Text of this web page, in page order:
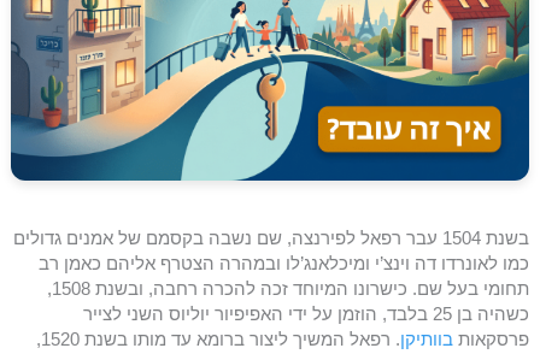
בשנת 1504 עבר רפאל לפירנצה, שם נשבה בקסמם של אמנים גדולים
כמו לאונרדו דה וינצ’י ומיכלאנג’לו ובמהרה הצטרף אליהם כאמן רב
תחומי בעל שם. כישרונו המיוחד זכה להכרה רחבה, ובשנת 1508,
כשהיה בן 25 בלבד, הוזמן על ידי האפיפיור יוליוס השני לצייר
פרסקאות בוותיקן
. רפאל המשיך ליצור ברומא עד מותו בשנת 1520,